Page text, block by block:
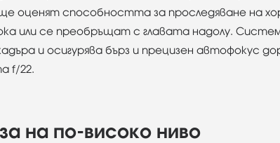
способността за проследяване на
или се преобръщат с главата надолу.
и осигурява бърз и прецизен автофокус
f/22.
на по-високо ниво